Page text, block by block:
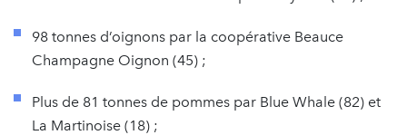
98 tonnes d’oignons par la coopérative Beauce
Champagne Oignon (45) ;
Plus de 81 tonnes de pommes par Blue Whale (82) et
La Martinoise (18) ;